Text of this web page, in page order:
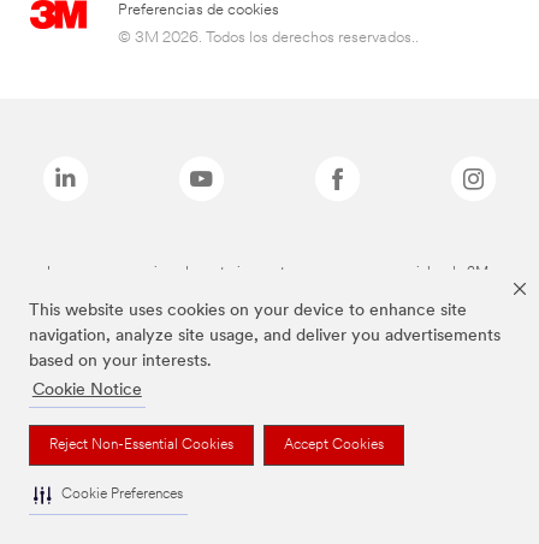
This website uses cookies on your device to enhance site
navigation, analyze site usage, and deliver you advertisements
based on your interests.
Cookie Notice
Reject Non-Essential Cookies Accept Cookies
Cookie Preferences
Preferencias de cookies
© 3M 2026. Todos los derechos reservados..
Las marcas mencionadas anteriormente son marcas comerciales de 3M.